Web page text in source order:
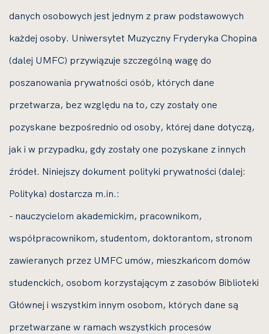
danych osobowych jest jednym z praw podstawowych
każdej osoby. Uniwersytet Muzyczny Fryderyka Chopina
(dalej UMFC) przywiązuje szczególną wagę do
poszanowania prywatności osób, których dane
przetwarza, bez względu na to, czy zostały one
pozyskane bezpośrednio od osoby, której dane dotyczą,
jak i w przypadku, gdy zostały one pozyskane z innych
źródeł. Niniejszy dokument polityki prywatności (dalej:
Polityka) dostarcza m.in.:
- nauczycielom akademickim, pracownikom,
współpracownikom, studentom, doktorantom, stronom
zawieranych przez UMFC umów, mieszkańcom domów
studenckich, osobom korzystającym z zasobów Biblioteki
Głównej i wszystkim innym osobom, których dane są
przetwarzane w ramach wszystkich procesów